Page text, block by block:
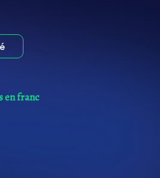
en franc